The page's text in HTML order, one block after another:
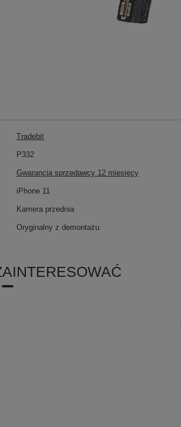
Tradebit
P332
Gwarancja sprzedawcy 12 miesięcy
iPhone 11
Kamera przednia
Oryginalny z demontażu